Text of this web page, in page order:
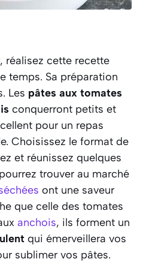
réalisez cette recette
temps. Sa préparation
Les pâtes aux tomates
conquerront petits et
pour un repas
Choisissez le format de
et réunissez quelques
trouver au marché
ont une saveur
que celle des tomates
anchois, ils forment un
qui émerveillera vos
sublimer vos pâtes.